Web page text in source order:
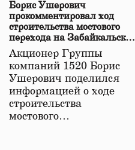
Борис Ушерович
прокомментировал ход
строительства мостового
перехода на Забайкальской
железной дороге
Акционер Группы
компаний 1520 Борис
Ушерович поделился
информацией о ходе
строительства
мостового…